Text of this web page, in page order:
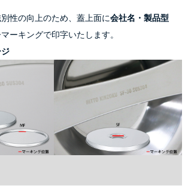
性の向上のため、蓋上面に会社名・製品型
ーキングで印字いたします。